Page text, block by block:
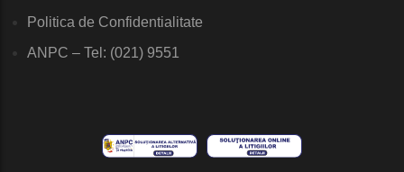
Politica de Confidentialitate
ANPC – Tel: (021) 9551